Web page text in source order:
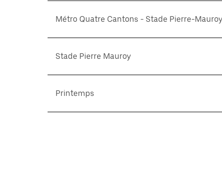
Métro Quatre Cantons - Stade Pierre-Mauroy
Stade Pierre Mauroy
Printemps